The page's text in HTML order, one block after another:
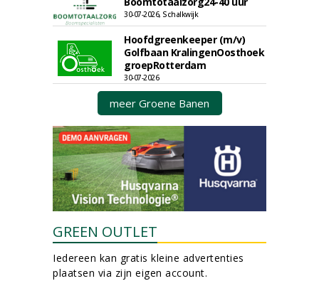
30-07-2026, Schalkwijk
Hoofdgreenkeeper (m/v)
Golfbaan KralingenOosthoek
groepRotterdam
30-07-2026
meer Groene Banen
GREEN OUTLET
Iedereen kan gratis kleine advertenties
plaatsen via zijn eigen account.